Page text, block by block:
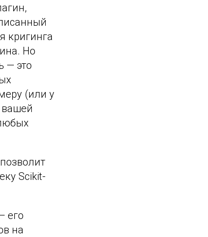
кригинга
Но
— это
(или у
вашей
Scikit-
его
на